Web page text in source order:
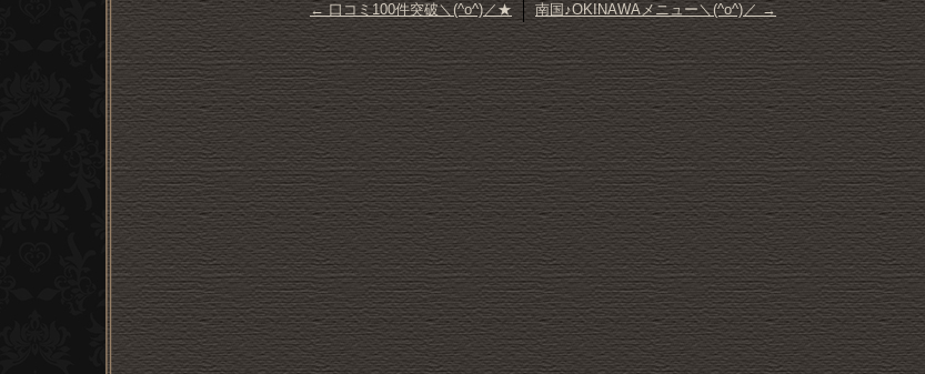
←口コミ100件突破＼(^o^)／★ 南国♪OKINAWAメニュー＼(^o^)／ →